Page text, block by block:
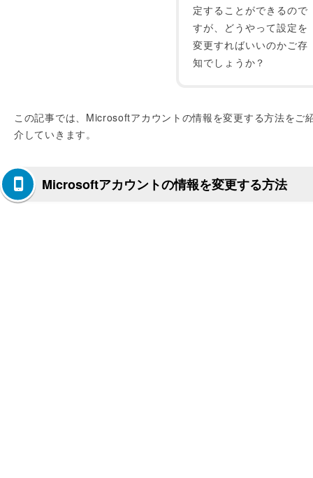
定することができるので
すが、どうやって設定を
変更すればいいのかご存
知でしょうか？
この記事では、Microsoftアカウントの情報を変更する方法をご
介していきます。
Microsoftアカウントの情報を変更する方法